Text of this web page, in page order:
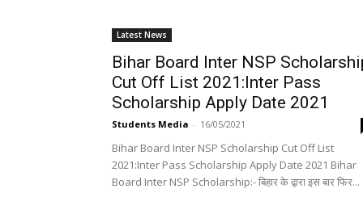
Latest News
Bihar Board Inter NSP
Cut Off List 2021:Inter Pass
Scholarship Apply Date 2021
Students Media - 16/05/2021
Bihar Board Inter NSP Scholarship Cut Off List
2021:Inter Pass Scholarship Apply Date 2021 Bihar
Board Inter NSP Scholarship:- बिहार के द्वारा इस बार फिर...